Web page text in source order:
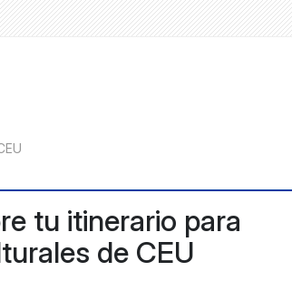
tu itinerario para
de CEU